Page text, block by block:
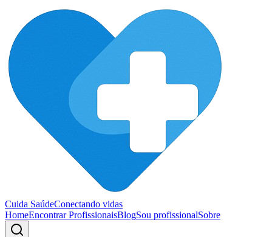
Cuida SaúdeConectando vidas
HomeEncontrar ProfissionaisBlogSou profissionalSobre